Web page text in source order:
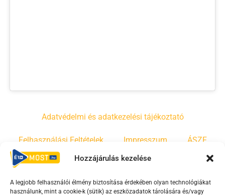
Hozzájárulás kezelése
A legjobb felhasználói élmény biztosítása érdekében olyan technológiákat
használunk, mint a cookie-k (sütik) az eszközadatok tárolására és/vagy
Adatvédelmi és adatkezelési tájékoztató
Felhasználási Feltételek Impresszum ÁSZF
Irányelvek Moderálási szabályzat